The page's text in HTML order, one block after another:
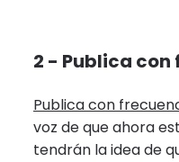
2 - Publica con
Publica con
voz de que ahora
tendrán la idea de